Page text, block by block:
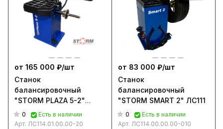
от 165 000 ₽/шт
Станок
балансировочный
"STORM PLAZA 5-2"
ЛС131
0
Есть в наличии
Арт. ЛС114.01.00.00-20
от 83 000 ₽/шт
Станок
балансировочный
"STORM SMART 2" ЛС111
0
Есть в наличии
Арт. ЛС114.00.00.00-010